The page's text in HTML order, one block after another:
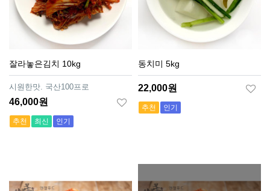
잘라놓은김치 10kg
시원한맛. 국산100프로
46,000원
추천 최신 인기
동치미 5kg
22,000원
추천 인기